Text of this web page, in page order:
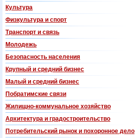
Культура
Физкультура и спорт
Транспорт и связь
Молодежь
Безопасность населения
Крупный и средний бизнес
Малый и средний бизнес
Побратимские связи
Жилищно-коммунальное хозяйство
Архитектура и градостроительство
Потребительский рынок и похоронное дело